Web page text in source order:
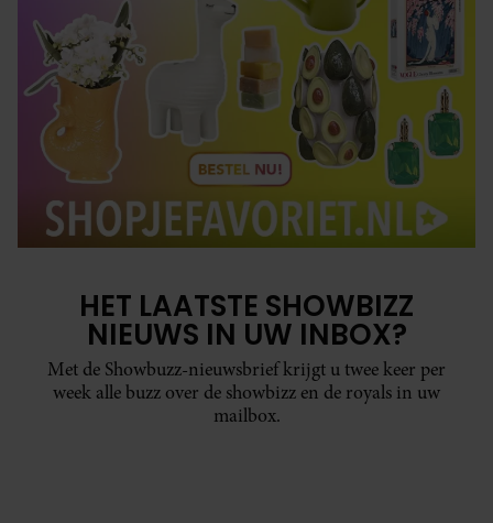
HET LAATSTE SHOWBIZZ
NIEUWS IN UW INBOX?
Met de Showbuzz-nieuwsbrief krijgt u twee keer per
week alle buzz over de showbizz en de royals in uw
mailbox.